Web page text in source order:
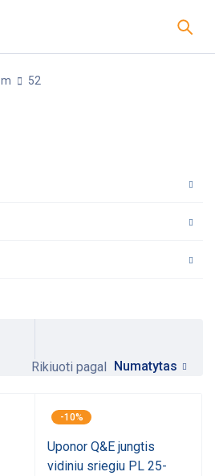
52
Rikiuoti pagal Numatytas
-10%
Uponor Q&E jungtis
vidiniu sriegiu PL 25-